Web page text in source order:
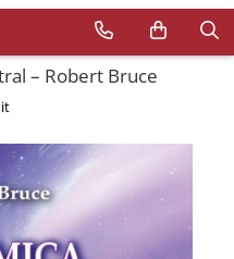
– Robert Bruce